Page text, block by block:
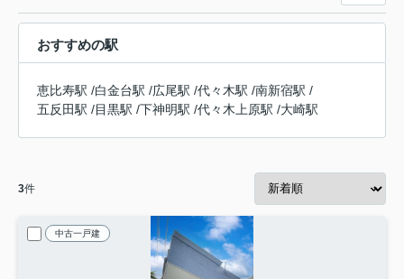
おすすめの駅
恵比寿駅 /白金台駅 /広尾駅 /代々木駅 /南新宿駅 /
五反田駅 /目黒駅 /下神明駅 /代々木上原駅 /大崎駅
3件
中古一戸建